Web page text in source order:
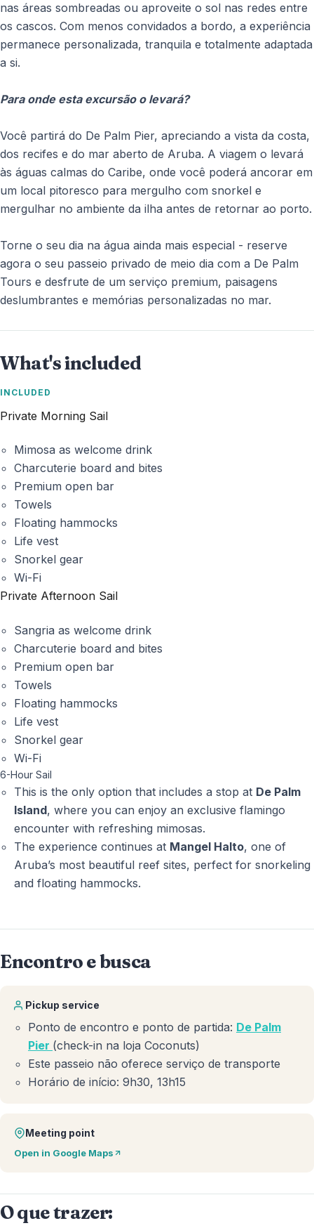
nas áreas sombreadas ou aproveite o sol nas redes entre
os cascos. Com menos convidados a bordo, a experiência
permanece personalizada, tranquila e totalmente adaptada
a si.
Para onde esta excursão o levará?
Você partirá do De Palm Pier, apreciando a vista da costa,
dos recifes e do mar aberto de Aruba. A viagem o levará
às águas calmas do Caribe, onde você poderá ancorar em
um local pitoresco para mergulho com snorkel e
mergulhar no ambiente da ilha antes de retornar ao porto.
Torne o seu dia na água ainda mais especial - reserve
agora o seu passeio privado de meio dia com a De Palm
Tours e desfrute de um serviço premium, paisagens
deslumbrantes e memórias personalizadas no mar.
What's included
INCLUDED
Private Morning Sail
Mimosa as welcome drink
Charcuterie board and bites
Premium open bar
Towels
Floating hammocks
Life vest
Snorkel gear
Wi-Fi
Private Afternoon Sail
Sangria as welcome drink
Charcuterie board and bites
Premium open bar
Towels
Floating hammocks
Life vest
Snorkel gear
Wi-Fi
6-Hour Sail
This is the only option that includes a stop at De Palm
Island, where you can enjoy an exclusive flamingo
encounter with refreshing mimosas.
The experience continues at Mangel Halto, one of
Aruba’s most beautiful reef sites, perfect for snorkeling
and floating hammocks.
Encontro e busca
Pickup service
Ponto de encontro e ponto de partida: De Palm
Pier (check-in na loja Coconuts)
Este passeio não oferece serviço de transporte
Horário de início: 9h30, 13h15
Meeting point
Open in Google Maps
O que trazer: